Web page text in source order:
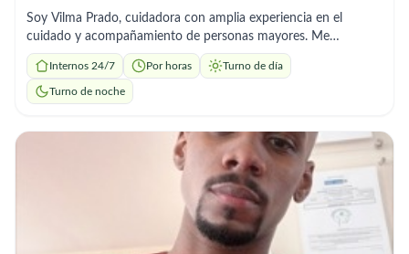
Soy Vilma Prado, cuidadora con amplia experiencia en el
cuidado y acompañamiento de personas mayores. Me
caracterizo por mi trato humano, cariño, respeto y paciencia,
siempre priorizando el bienestar, la seguridad y la alegría de
quienes cuido. Ofrezco: ✨ Atención personalizada (aseo,
dependientes o con movilidad reducida ✨ Puntualidad,
responsabilidad y empatía en cada tarea 📍 Disponible en
Madrid, Barcelona, Valencia, Sevilla y otras ciudades 🕰️
Disponibilidad inmediata — jornada completa o por horas 💬
Contacto por WhatsApp 💖 Trato a cada persona como si
Internos 24/7 Por horas Turno de día
Turno de noche